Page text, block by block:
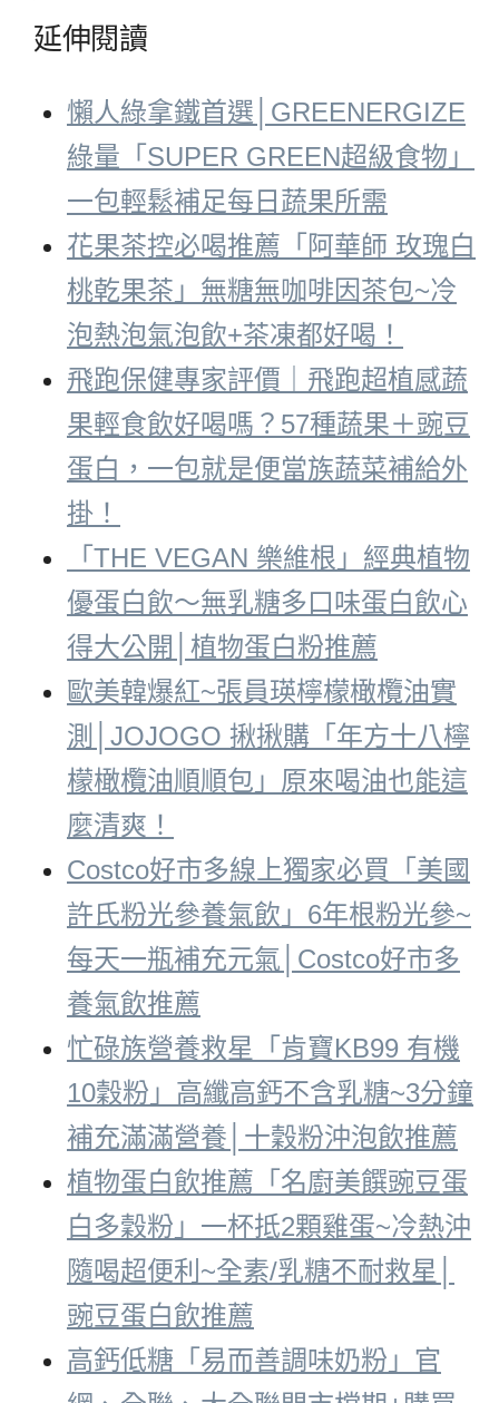
延伸閱讀
懶人綠拿鐵首選│GREENERGIZE
綠量「SUPER GREEN超級食物」
一包輕鬆補足每日蔬果所需
花果茶控必喝推薦「阿華師 玫瑰白
桃乾果茶」無糖無咖啡因茶包~冷
泡熱泡氣泡飲+茶凍都好喝！
飛跑保健專家評價｜飛跑超植感蔬
果輕食飲好喝嗎？57種蔬果＋豌豆
蛋白，一包就是便當族蔬菜補給外
掛！
「THE VEGAN 樂維根」經典植物
優蛋白飲～無乳糖多口味蛋白飲心
得大公開│植物蛋白粉推薦
歐美韓爆紅~張員瑛檸檬橄欖油實
測│JOJOGO 揪揪購「年方十八檸
檬橄欖油順順包」原來喝油也能這
麼清爽！
Costco好市多線上獨家必買「美國
許氏粉光參養氣飲」6年根粉光參~
每天一瓶補充元氣│Costco好市多
養氣飲推薦
忙碌族營養救星「肯寶KB99 有機
10穀粉」高纖高鈣不含乳糖~3分鐘
補充滿滿營養│十穀粉沖泡飲推薦
植物蛋白飲推薦「名廚美饌豌豆蛋
白多穀粉」一杯抵2顆雞蛋~冷熱沖
隨喝超便利~全素/乳糖不耐救星│
豌豆蛋白飲推薦
高鈣低糖「易而善調味奶粉」官